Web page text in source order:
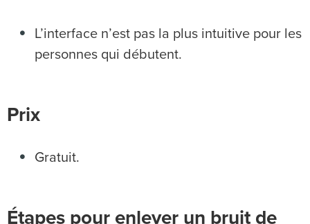
L’interface n’est pas la plus intuitive pour les
personnes qui débutent.
Prix
Gratuit.
Étapes pour enlever un bruit de